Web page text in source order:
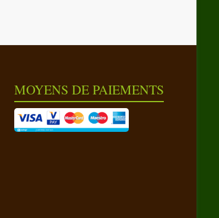
MOYENS DE PAIEMENTS